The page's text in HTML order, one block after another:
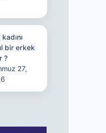
bir erkek
?
27,